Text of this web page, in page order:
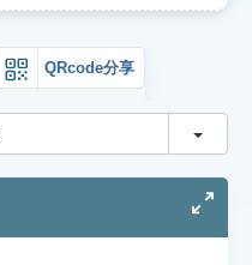
QRcode分享
切換